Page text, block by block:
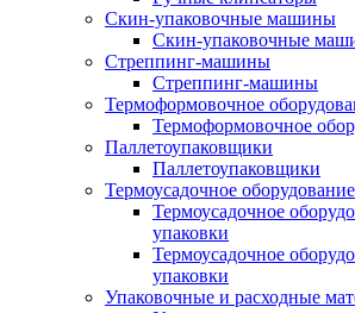
Скин-упаковочные машины
Скин-упаковочные
Стреппинг-машины
Стреппинг-машины
Термоформовочное
Термоформовочное
Паллетоупаковщики
Паллетоупаковщики
Термоусадочное оборудование
Термоусадочное
упаковки
Термоусадочное
упаковки
Упаковочные и расходные